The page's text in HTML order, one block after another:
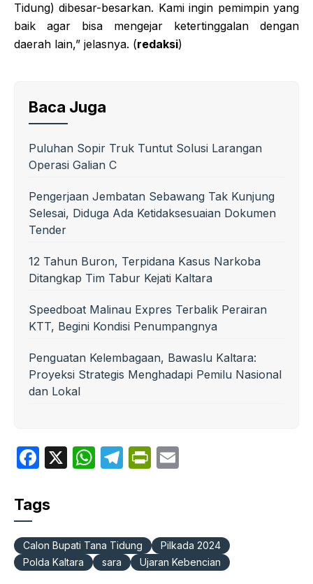
Tidung) dibesar-besarkan. Kami ingin pemimpin yang
baik agar bisa mengejar ketertinggalan dengan
daerah lain,” jelasnya. (redaksi)
Baca Juga
Puluhan Sopir Truk Tuntut Solusi Larangan
Operasi Galian C
Pengerjaan Jembatan Sebawang Tak Kunjung
Selesai, Diduga Ada Ketidaksesuaian Dokumen
Tender
12 Tahun Buron, Terpidana Kasus Narkoba
Ditangkap Tim Tabur Kejati Kaltara
Speedboat Malinau Expres Terbalik Perairan
KTT, Begini Kondisi Penumpangnya
Penguatan Kelembagaan, Bawaslu Kaltara:
Proyeksi Strategis Menghadapi Pemilu Nasional
dan Lokal
F
c
b
o
X
W
A
p
T
a
m
P
ie
n
Tags
Calon Bupati Tana Tidung
Pilkada 2024
Polda Kaltara
sara Ujaran Kebencian